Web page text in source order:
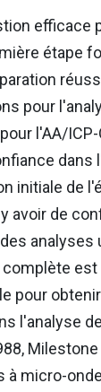
efficace
étape
pour
l'AA/ICP-
dans
initiale de
avoir de
analyses
est
pour
l'analyse
à micro-